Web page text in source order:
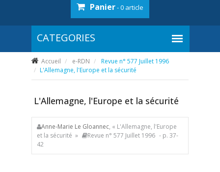
Panier- 0 article
Accueil e-RDN
Revue n° 577 Juillet 1996
L'Allemagne, l'Europe et la sécurité
L'Allemagne, l'Europe et la sécurité
Anne-Marie Le Gloannec, « L'Allemagne, l'Europe
et la sécurité »
Revue n° 577 Juillet 1996 - p. 37-
42